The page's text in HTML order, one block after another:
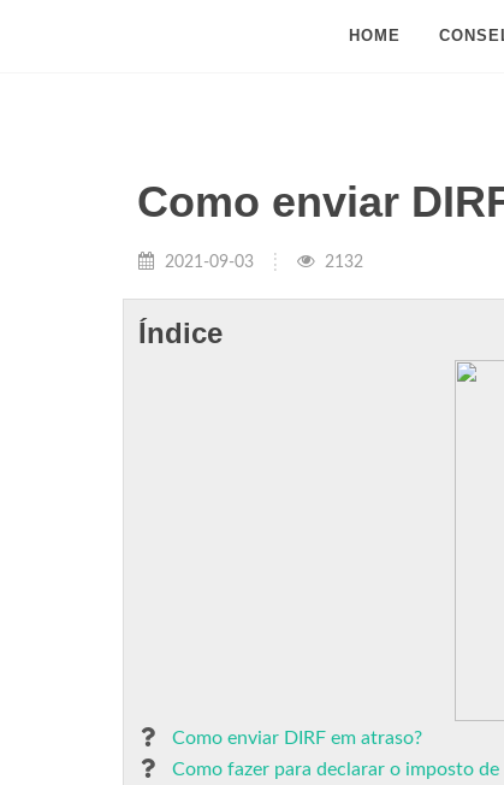
HOME
Como enviar
2021-09-03 2132
Índice
Como enviar DIRF em atraso?
Como fazer para declarar o imposto de